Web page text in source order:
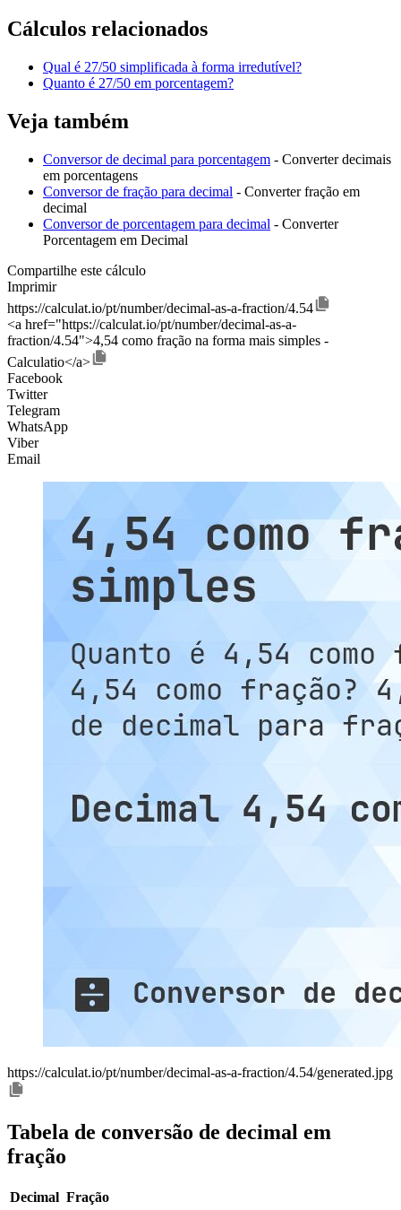
Cálculos relacionados
Qual é 27/50 simplificada à forma irredutível?
Quanto é 27/50 em porcentagem?
Veja também
Conversor de decimal para porcentagem - Converter decimais
em porcentagens
Conversor de fração para decimal - Converter fração em
decimal
Conversor de porcentagem para decimal - Converter
Porcentagem em Decimal
Compartilhe este cálculo
Imprimir
https://calculat.io/pt/number/decimal-as-a-fraction/4.54
<a href="https://calculat.io/pt/number/decimal-as-a-
fraction/4.54">4,54 como fração na forma mais simples -
Calculatio</a>
Facebook
Twitter
Telegram
WhatsApp
Viber
Email
https://calculat.io/pt/number/decimal-as-a-fraction/4.54/generated.jpg
Tabela de conversão de decimal em
fração
Decimal Fração